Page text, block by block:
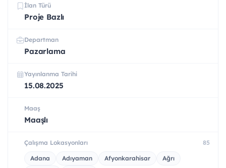
İlan Türü
Proje Bazlı
Departman
Pazarlama
Yayınlanma Tarihi
15.08.2025
Maaş
Maaşlı
Çalışma Lokasyonları 85
Adana Adıyaman Afyonkarahisar
Ağrı